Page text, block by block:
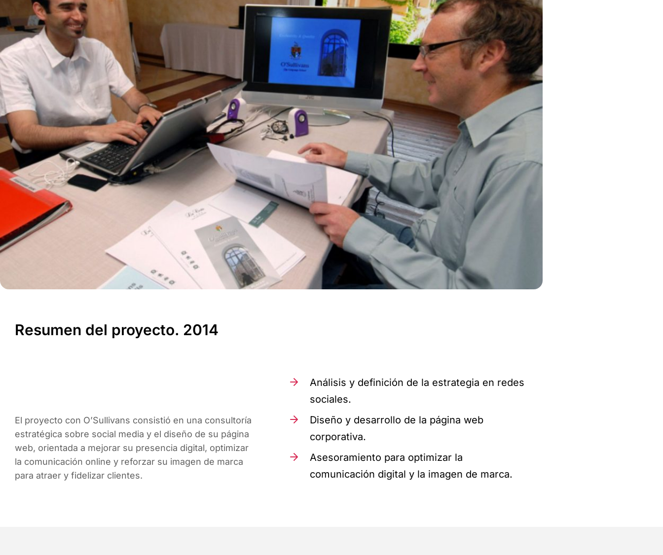
Resumen del proyecto. 2014
El proyecto con O’Sullivans consistió en una consultoría
estratégica sobre social media y el diseño de su página
web, orientada a mejorar su presencia digital, optimizar
la comunicación online y reforzar su imagen de marca
para atraer y fidelizar clientes.
Análisis y definición de la estrategia en redes
sociales.
Diseño y desarrollo de la página web
corporativa.
Asesoramiento para optimizar la
comunicación digital y la imagen de marca.